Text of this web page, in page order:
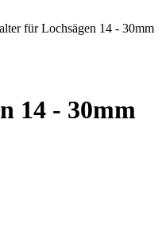
für Lochsägen 14 - 30mm
14 - 30mm